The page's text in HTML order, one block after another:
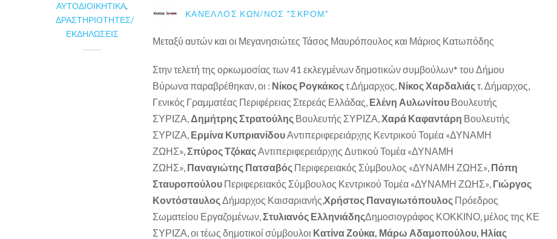
ΑΥΤΟΔΙΟΙΚΗΤΙΚΆ,
ΔΡΑΣΤΗΡΙΌΤΗΤΕΣ/
ΕΚΔΗΛΏΣΕΙΣ
ΚΑΝΈΛΛΟΣ ΚΩΝ/ΝΟΣ "ΣΚΡΟΜ"
Μεταξύ αυτών και οι Μεγανησιώτες Τάσος Μαυρόπουλος και Μάριος Κατωπόδης
Στην τελετή της ορκωμοσίας των 41 εκλεγμένων δημοτικών συμβούλων* του Δήμου
Βύρωνα παραβρέθηκαν, οι : Νίκος Ρογκάκος τ.Δήμαρχος, Νίκος Χαρδαλιάς τ. Δήμαρχος,
Γενικός Γραμματέας Περιφέρειας Στερεάς Ελλάδας, Ελένη Αυλωνίτου Βουλευτής
ΣΥΡΙΖΑ, Δημήτρης Στρατούλης Βουλευτής ΣΥΡΙΖΑ, Χαρά Καφαντάρη Βουλευτής
ΣΥΡΙΖΑ, Ερμίνα Κυπριανίδου Αντιπεριφερειάρχης Κεντρικού Τομέα «ΔΥΝΑΜΗ
ΖΩΗΣ», Σπύρος Τζόκας Αντιπεριφερειάρχης Δυτικού Τομέα «ΔΥΝΑΜΗ
ΖΩΗΣ», Παναγιώτης Πατσαβός Περιφερειακός Σύμβουλος «ΔΥΝΑΜΗ ΖΩΗΣ», Πόπη
Σταυροπούλου Περιφερειακός Σύμβουλος Κεντρικού Τομέα «ΔΥΝΑΜΗ ΖΩΗΣ», Γιώργος
Κοντόσταυλος Δήμαρχος Καισαριανής, Χρήστος Παναγιωτόπουλος Πρόεδρος
Σωματείου Εργαζομένων, Στυλιανός ΕλληνιάδηςΔημοσιογράφος ΚΟΚΚΙΝΟ, μέλος της ΚΕ
ΣΥΡΙΖΑ, οι τέως δημοτικοί σύμβουλοι Κατίνα Ζούκα, Μάρω Αδαμοπούλου, Ηλίας